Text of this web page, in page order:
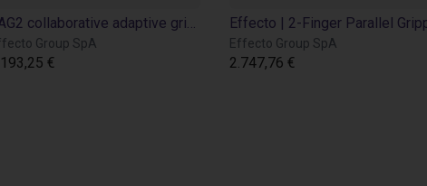
Group SpA
€
Effecto Group SpA
2.747,76 €